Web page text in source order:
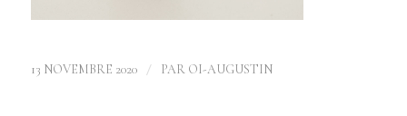
13 NOVEMBRE 2020 / PAR OI-AUGUSTIN